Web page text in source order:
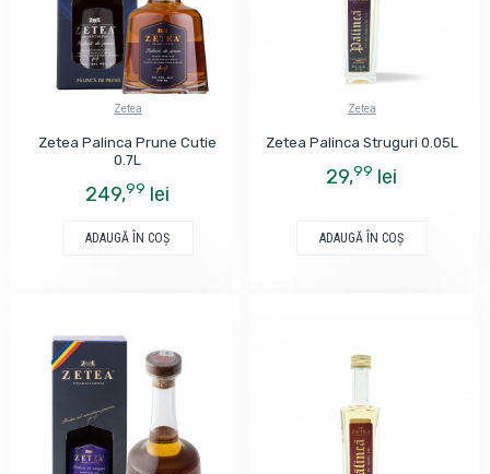
Zetea
Zetea Palinca Prune Cutie
0.7L
249,99 lei
ADAUGĂ ÎN COŞ
Zetea
Zetea Palinca Struguri 0.05L
29,99 lei
ADAUGĂ ÎN COŞ